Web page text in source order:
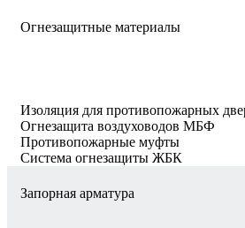
Огнезащитные материалы
Изоляция для противопожарных
Огнезащита воздуховодов МБФ
Противопожарные муфты
Система огнезащиты ЖБК
Запорная арматура